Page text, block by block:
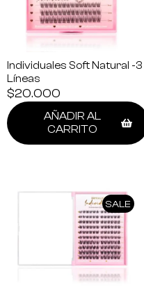
Individuales Soft Natural -3
Líneas
$20.000
AÑADIR AL
CARRITO
SALE